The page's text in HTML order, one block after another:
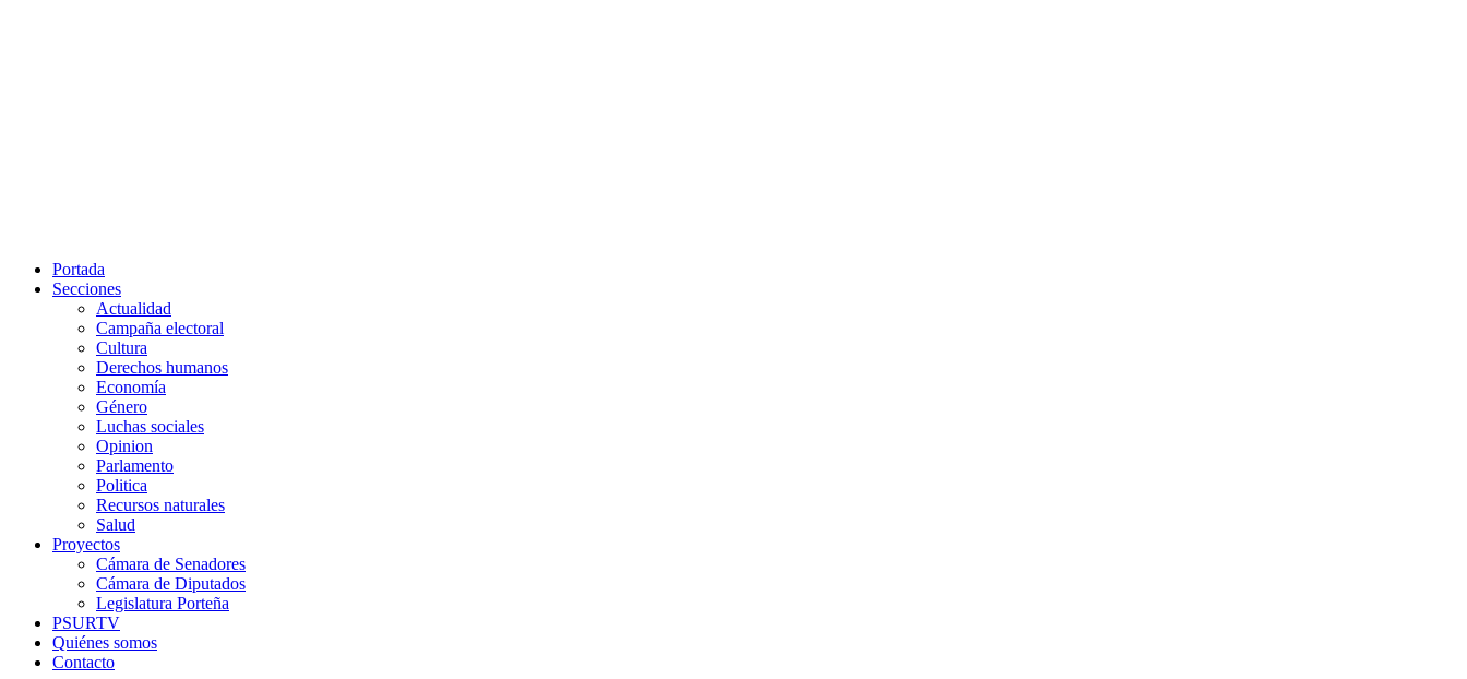
Portada
Secciones
Actualidad
Campaña electoral
Cultura
Derechos humanos
Economía
Género
Luchas sociales
Opinion
Parlamento
Politica
Recursos naturales
Salud
Proyectos
Cámara de Senadores
Cámara de Diputados
Legislatura Porteña
PSURTV
Quiénes somos
Contacto